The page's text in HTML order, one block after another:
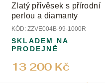
Zlatý přívěsek s přírodní
perlou a diamanty
KÓD: ZZVE004B-99-1000R
13 200 Kč
SKLADEM NA
PRODEJNĚ